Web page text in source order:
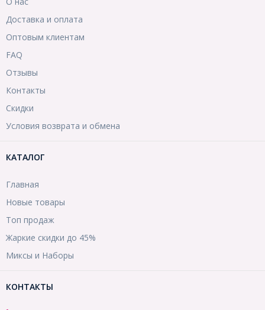
Доставка и оплата
Оптовым клиентам
FAQ
Отзывы
Контакты
Скидки
Условия возврата и обмена
КАТАЛОГ
Главная
Новые товары
Топ продаж
Жаркие скидки до 45%
Миксы и Наборы
КОНТАКТЫ